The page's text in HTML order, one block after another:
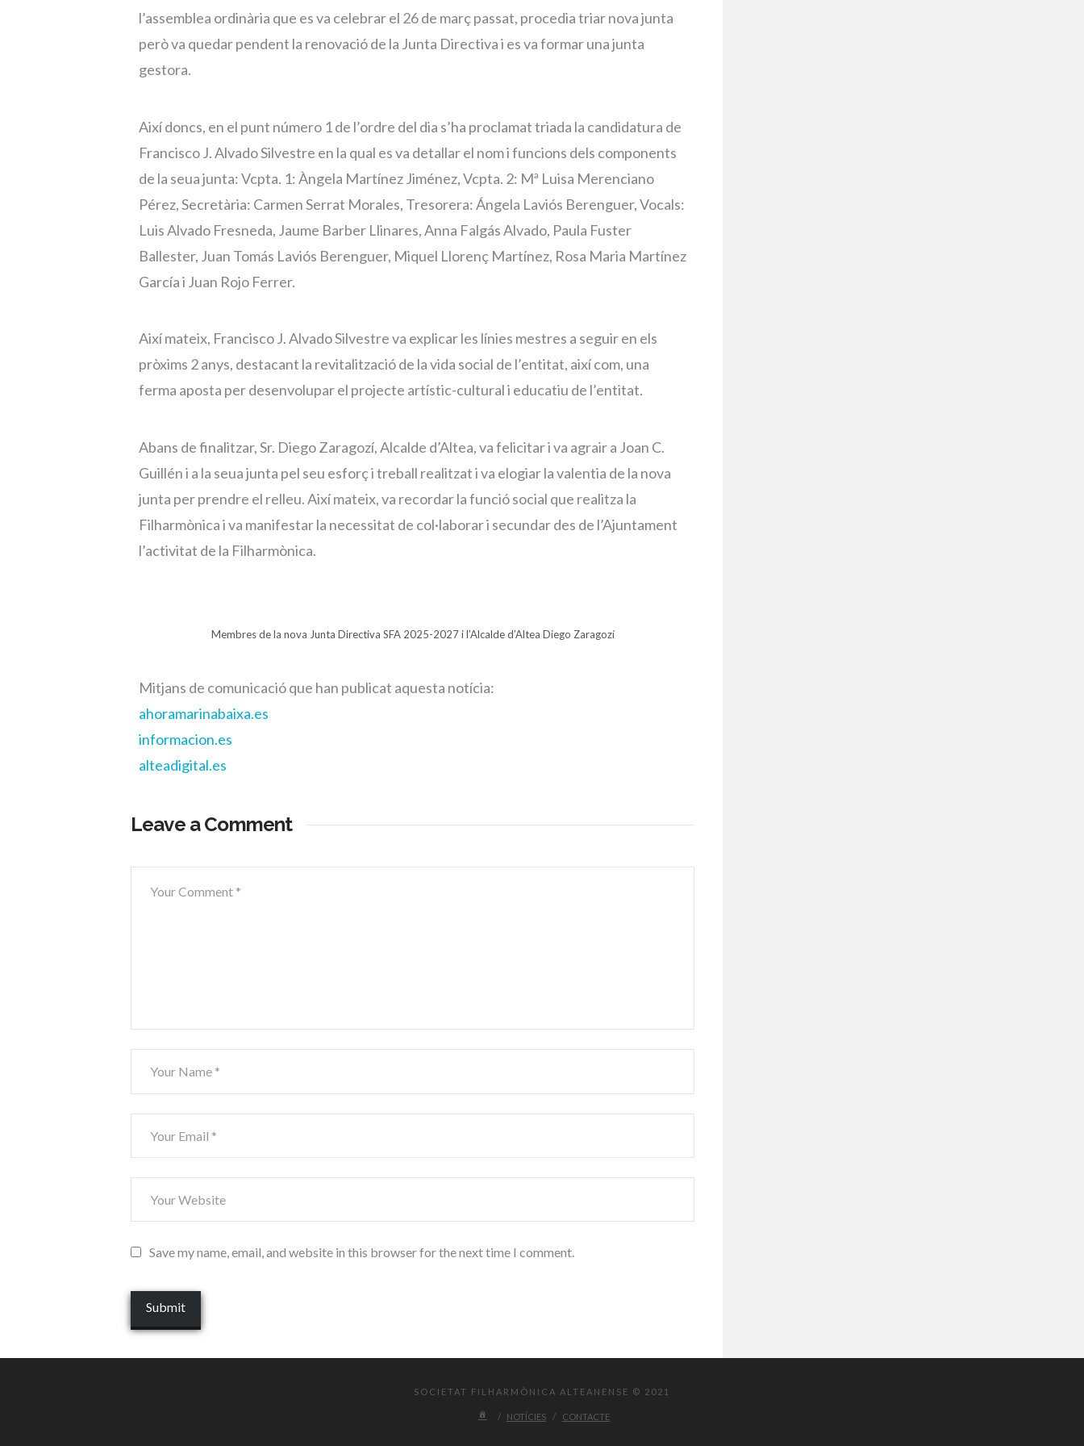
l’assemblea ordinària que es va celebrar el 26 de març passat, procedia triar nova junta
però va quedar pendent la renovació de la Junta Directiva i es va formar una junta
gestora.
Així doncs, en el punt número 1 de l’ordre del dia s’ha proclamat triada la candidatura de
Francisco J. Alvado Silvestre en la qual es va detallar el nom i funcions dels components
de la seua junta: Vcpta. 1: Àngela Martínez Jiménez, Vcpta. 2: Mª Luisa Merenciano
Pérez, Secretària: Carmen Serrat Morales, Tresorera: Ángela Laviós Berenguer, Vocals:
Luis Alvado Fresneda, Jaume Barber Llinares, Anna Falgás Alvado, Paula Fuster
Ballester, Juan Tomás Laviós Berenguer, Miquel Llorenç Martínez, Rosa Maria Martínez
García i Juan Rojo Ferrer.
Així mateix, Francisco J. Alvado Silvestre va explicar les línies mestres a seguir en els
pròxims 2 anys, destacant la revitalització de la vida social de l’entitat, així com, una
ferma aposta per desenvolupar el projecte artístic-cultural i educatiu de l’entitat.
Abans de finalitzar, Sr. Diego Zaragozí, Alcalde d’Altea, va felicitar i va agrair a Joan C.
Guillén i a la seua junta pel seu esforç i treball realitzat i va elogiar la valentia de la nova
junta per prendre el relleu. Així mateix, va recordar la funció social que realitza la
Filharmònica i va manifestar la necessitat de col·laborar i secundar des de l’Ajuntament
l’activitat de la Filharmònica.
Membres de la nova Junta Directiva SFA 2025-2027 i l’Alcalde d’Altea Diego Zaragozí
Mitjans de comunicació que han publicat aquesta notícia:
ahoramarinabaixa.es
informacion.es
alteadigital.es
Leave a Comment
Save my name, email, and website in this browser for the next time I comment.
SOCIETAT FILHARMÒNICA ALTEANENSE © 2021
NOTÍCIES CONTACTE